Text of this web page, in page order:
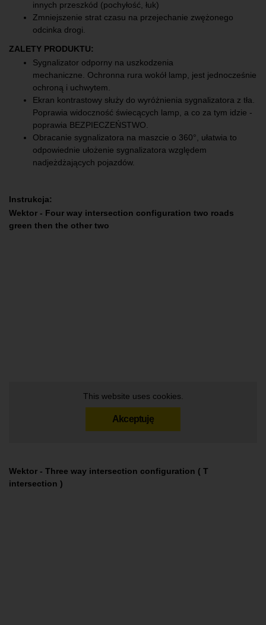
innych przeszkód (pochyłość, łuk)
Zmniejszenie strat czasu na przejechanie zwężonego
odcinka drogi.
ZALETY PRODUKTU:
Sygnalizator odporny na uszkodzenia
mechaniczne. Ochronna rura wokół lamp, jest jednocześnie
ochroną i uchwytem.
Ekran kontrastowy służy do wyróżnienia sygnalizatora z tła.
Poprawia widoczność świecących lamp, a co za tym idzie -
poprawia BEZPIECZEŃSTWO.
Obracanie sygnalizatora na maszcie o 360°, ułatwia to
odpowiednie ułożenie sygnalizatora względem
nadjeżdżających pojazdów.
Instrukcja:
Wektor - Four way intersection configuration two roads
green then the other two
This website uses cookies.
Akceptuję
Wektor - Three way intersection configuration ( T
intersection )